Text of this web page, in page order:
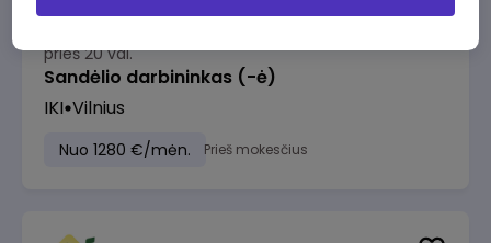
prieš 20 val.
Sandėlio darbininkas (-ė)
IKI Vilnius
Nuo 1280 €/mėn. Prieš mokesčius